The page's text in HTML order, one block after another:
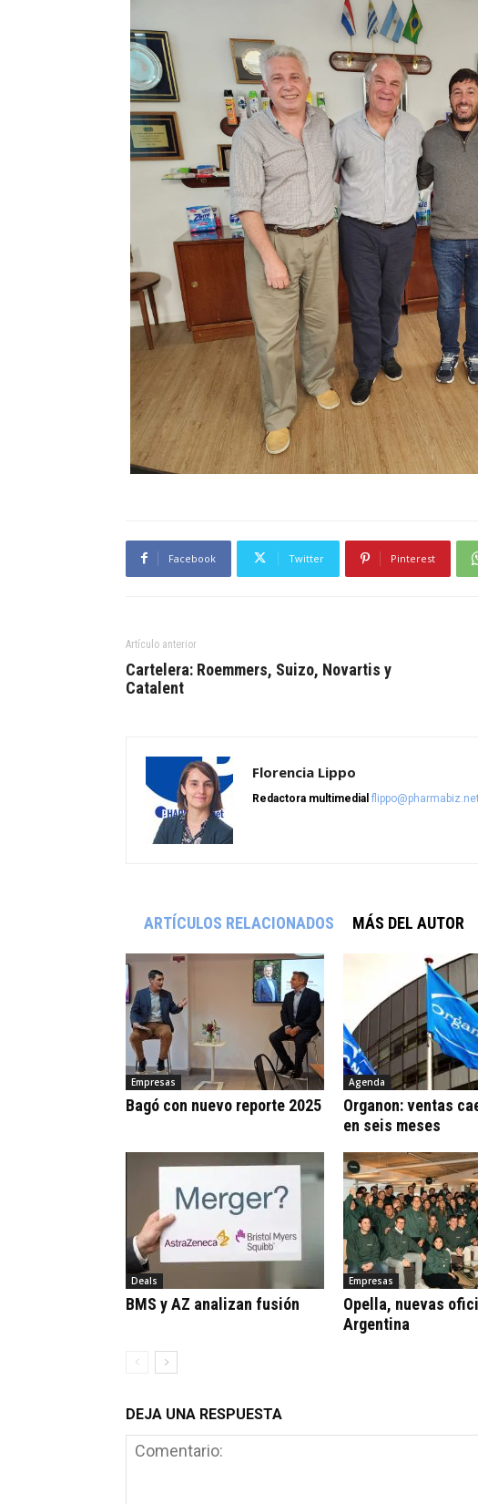
Facebook Twitter Pinterest
Artículo anterior
Cartelera: Roemmers, Suizo, Novartis y
Catalent
Florencia Lippo
Redactora multimedial flippo@pharmabiz.net
ARTÍCULOS RELACIONADOS MÁS DEL AUTOR
Empresas
Bagó con nuevo reporte 2025
Agenda
Organon: ventas
en seis meses
Deals
BMS y AZ analizan fusión
Empresas
Opella, nuevas
Argentina
DEJA UNA RESPUESTA